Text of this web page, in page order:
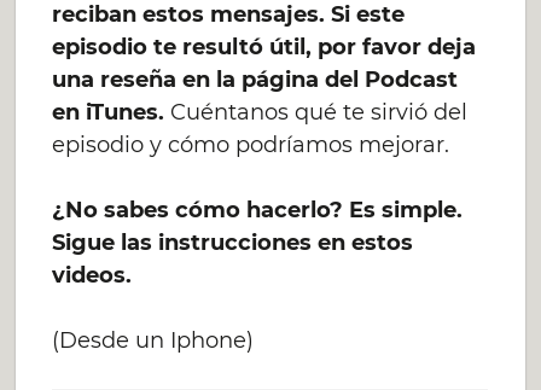
reciban estos mensajes. Si este
episodio te resultó útil, por favor deja
una reseña en la página del Podcast
en iTunes. Cuéntanos qué te sirvió del
episodio y cómo podríamos mejorar.
¿No sabes cómo hacerlo? Es simple.
Sigue las instrucciones en estos
videos.
(Desde un Iphone)